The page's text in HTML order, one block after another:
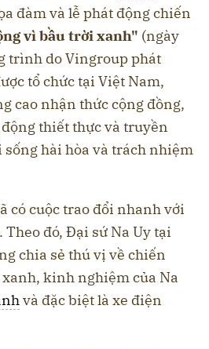
đàm và lễ phát động chiến
vì bầu trời xanh" (ngày
trình do Vingroup phát
tổ chức tại Việt Nam,
cao nhận thức cộng đồng,
thiết thực và truyền
hài hòa và trách nhiệm
có cuộc trao đổi nhanh với
đó, Đại sứ Na Uy tại
chia sẻ thú vị về chiến
kinh nghiệm của Na
và đặc biệt là xe điện